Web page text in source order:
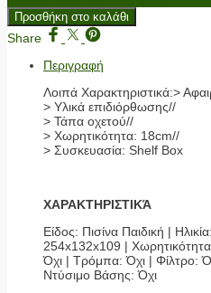
Προσθήκη στο καλάθι
Share
Περιγραφή
Λοιπά Χαρακτηριστικά:>
> Υλικά επιδιόρθωσης//
> Τάπα οχετού//
> Χωρητικότητα: 18cm//
> Συσκευασία: Shelf Box
ΧΑΡΑΚΤΗΡΙΣΤΙΚΆ
Είδος: Πισίνα Παιδική |
254x132x109 |
Όχι | Τρόμπα: Όχι | Φίλτρο:
Ντύσιμο Βάσης: Όχι